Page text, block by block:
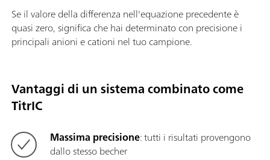
Se il valore della differenza nell'equazione precedente è
quasi zero, significa che hai determinato con precisione i
principali anioni e cationi nel tuo campione.
Vantaggi di un sistema combinato come
TitrIC
Massima precisione: tutti i risultati provengono
dallo stesso becher